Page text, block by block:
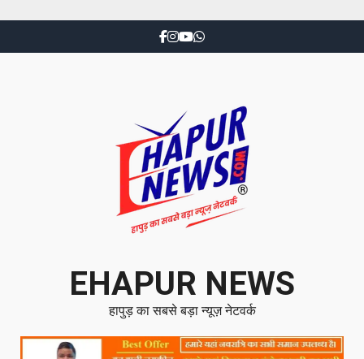
EHAPUR NEWS
हापुड़ का सबसे बड़ा न्यूज़ नेटवर्क